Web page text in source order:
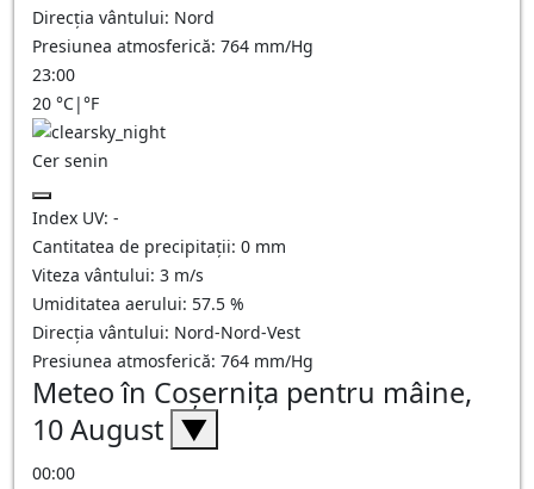
Direcția vântului: Nord
Presiunea atmosferică: 764 mm/Hg
23:00
20 °C|°F
Cer senin
Index UV: -
Cantitatea de precipitații: 0 mm
Viteza vântului: 3 m/s
Umiditatea aerului: 57.5 %
Direcția vântului: Nord-Nord-Vest
Presiunea atmosferică: 764 mm/Hg
Meteo în Coşerniţa pentru mâine,
10 August ▼
00:00